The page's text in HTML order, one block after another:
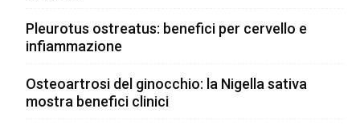
Pleurotus ostreatus: benefici per cervello e
infiammazione
Osteoartrosi del ginocchio: la Nigella sativa
mostra benefici clinici